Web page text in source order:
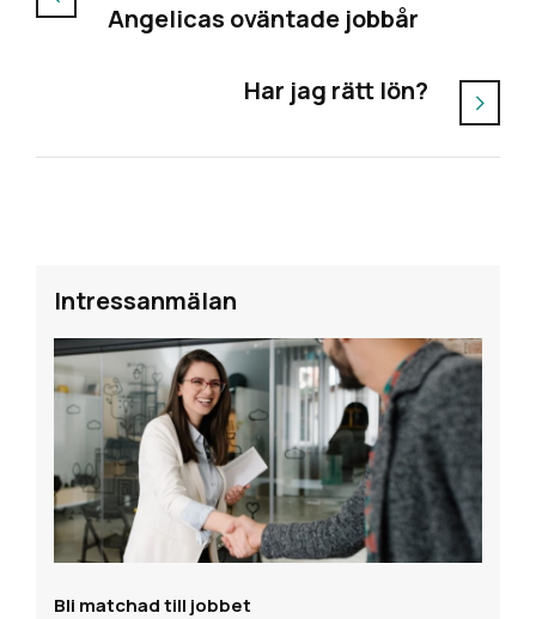
Angelicas oväntade jobbår
Har jag rätt lön?
Intressanmälan
Bli matchad till jobbet